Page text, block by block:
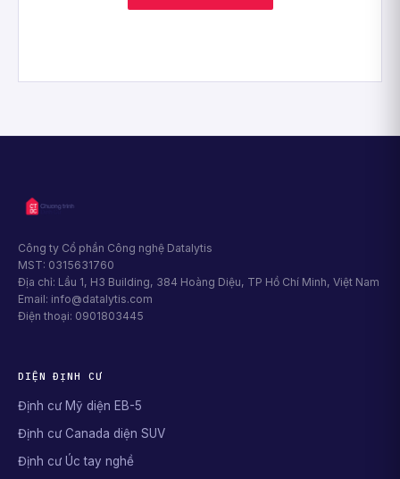
Công ty Cổ phần Công nghệ Datalytis
MST: 0315631760
Địa chỉ: Lầu 1, H3 Building, 384 Hoàng Diệu, TP Hồ Chí Minh, Việt Nam
Email: info@datalytis.com
Điện thoại: 0901803445
DIỆN ĐỊNH CƯ
Định cư Mỹ diện EB-5
Định cư Canada diện SUV
Định cư Úc tay nghề